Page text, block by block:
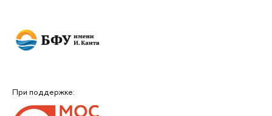
При поддержке: